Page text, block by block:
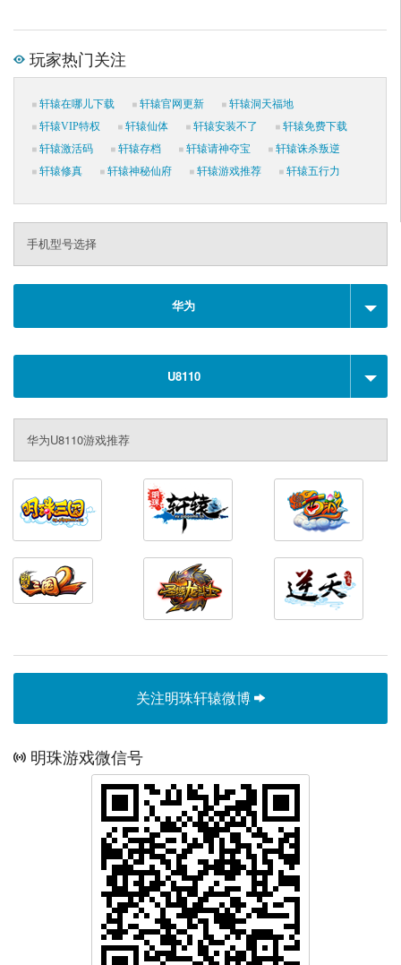
玩家热门关注
轩辕在哪儿下载 轩辕官网更新
轩辕洞天福地
轩辕VIP特权
轩辕仙体 轩辕安装不了
轩辕免费下载
轩辕激活码
轩辕存档 轩辕请神夺宝
轩辕诛杀叛逆
轩辕修真
轩辕神秘仙府 轩辕游戏推荐 轩辕五行力
手机型号选择
华为
U8110
华为U8110游戏推荐
关注明珠轩辕微博
明珠游戏微信号